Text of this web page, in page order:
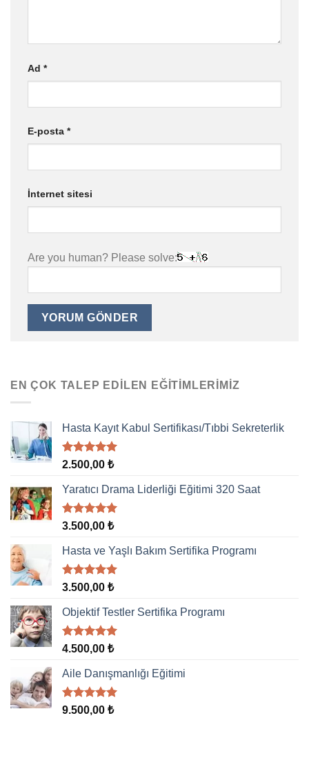
Ad *
E-posta *
İnternet sitesi
Are you human? Please solve:
EN ÇOK TALEP EDILEN EĞITIMLERIMIZ
Hasta Kayıt Kabul Sertifikası/Tıbbi Sekreterlik
5 üzerinden
aldı
2.500,00 ₺
Yaratıcı Drama Liderliği Eğitimi 320 Saat
5 üzerinden
aldı
3.500,00 ₺
Hasta ve Yaşlı Bakım Sertifika Programı
5 üzerinden
aldı
3.500,00 ₺
Objektif Testler Sertifika Programı
5 üzerinden
aldı
4.500,00 ₺
Aile Danışmanlığı Eğitimi
5 üzerinden
9.500,00 ₺